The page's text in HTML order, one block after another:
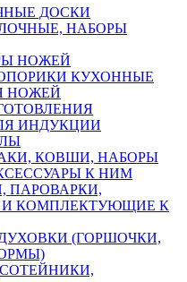
ДОСКИ
НАБОРЫ
НОЖЕЙ
КУХОННЫЕ
НОЖЕЙ
ИНДУКЦИИ
КОВШИ, НАБОРЫ
К НИМ
ПАРОВАРКИ,
И КОМПЛЕКТУЮЩИЕ К
(ГОРШОЧКИ,